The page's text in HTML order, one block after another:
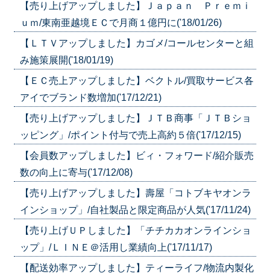
【売り上げアップしました】Ｊａｐａｎ Ｐｒｅｍｉ
ｕｍ/東南亜越境ＥＣで月商１億円に('18/01/26)
【ＬＴＶアップしました】カゴメ/コールセンターと組
み施策展開('18/01/19)
【ＥＣ売上アップしました】ベクトル/買取サービス各
アイでブランド数増加('17/12/21)
【売り上げアップしました】ＪＴＢ商事「ＪＴＢショ
ッピング」/ポイント付与で売上高約５倍('17/12/15)
【会員数アップしました】ビィ・フォワード/紹介販売
数の向上に寄与('17/12/08)
【売り上げアップしました】壽屋「コトブキヤオンラ
インショップ」/自社製品と限定商品が人気('17/11/24)
【売り上げＵＰしました】「チチカカオンラインショ
ップ」/ＬＩＮＥ＠活用し業績向上('17/11/17)
【配送効率アップしました】ティーライフ/物流内製化